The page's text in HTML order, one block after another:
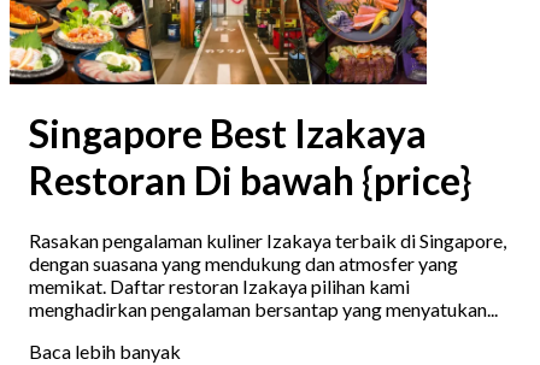
Singapore Best Izakaya
Restoran Di bawah {price}
Rasakan pengalaman kuliner Izakaya terbaik di Singapore,
dengan suasana yang mendukung dan atmosfer yang
memikat. Daftar restoran Izakaya pilihan kami
menghadirkan pengalaman bersantap yang menyatukan...
Baca lebih banyak